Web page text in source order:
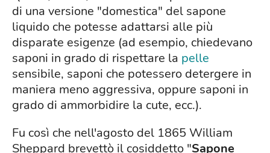
di una versione "domestica" del sapone
liquido che potesse adattarsi alle più
disparate esigenze (ad esempio, chiedevano
saponi in grado di rispettare la pelle
sensibile, saponi che potessero detergere in
maniera meno aggressiva, oppure saponi in
grado di ammorbidire la cute, ecc.).
Fu così che nell'agosto del 1865 William
Sheppard brevettò il cosiddetto "Sapone